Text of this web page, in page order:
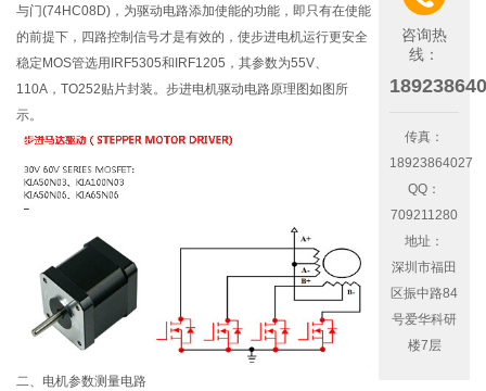
与门(74HC08D)，为驱动电路添加使能的功能，即只有在使能
的前提下，四路控制信号才是有效的，使步进电机运行更安全
稳定MOS管选用IRF5305和IRF1205，其参数为55V、
110A，TO252贴片封装。步进电机驱动电路原理图如图所
示。
二、电机参数测量电路
咨询热
线：
传真：
18923864027
QQ：
709211280
地址：
深圳市福田
区振中路84
号爱华科研
楼7层